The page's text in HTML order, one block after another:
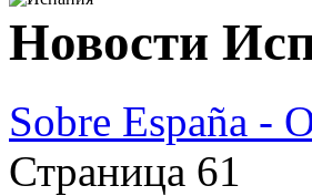
Новости
Sobre España -
Страница 61